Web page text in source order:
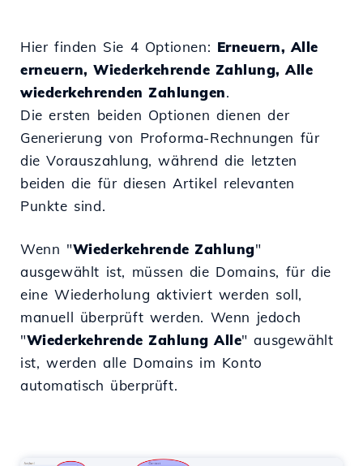
Hier finden Sie 4 Optionen: Erneuern, Alle
erneuern, Wiederkehrende Zahlung, Alle
wiederkehrenden Zahlungen.
Die ersten beiden Optionen dienen der
Generierung von Proforma-Rechnungen für
die Vorauszahlung, während die letzten
beiden die für diesen Artikel relevanten
Punkte sind.
Wenn "Wiederkehrende Zahlung"
ausgewählt ist, müssen die Domains, für die
eine Wiederholung aktiviert werden soll,
manuell überprüft werden. Wenn jedoch
"Wiederkehrende Zahlung Alle" ausgewählt
ist, werden alle Domains im Konto
automatisch überprüft.